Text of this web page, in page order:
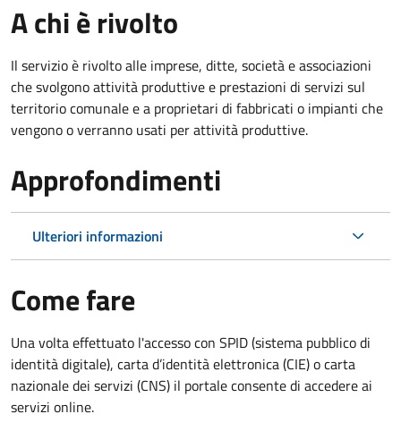
A chi è rivolto
Il servizio è rivolto alle imprese, ditte, società e associazioni
che svolgono attività produttive e prestazioni di servizi sul
territorio comunale e a proprietari di fabbricati o impianti che
vengono o verranno usati per attività produttive.
Approfondimenti
Ulteriori informazioni
Come fare
Una volta effettuato l'accesso con SPID (sistema pubblico di
identità digitale), carta d’identità elettronica (CIE) o carta
nazionale dei servizi (CNS) il portale consente di accedere ai
servizi online.